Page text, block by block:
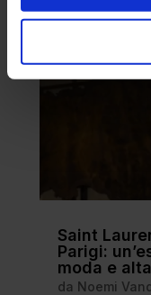
Saint
Parigi:
moda e
da Noemi